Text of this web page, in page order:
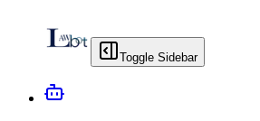
Toggle Sidebar